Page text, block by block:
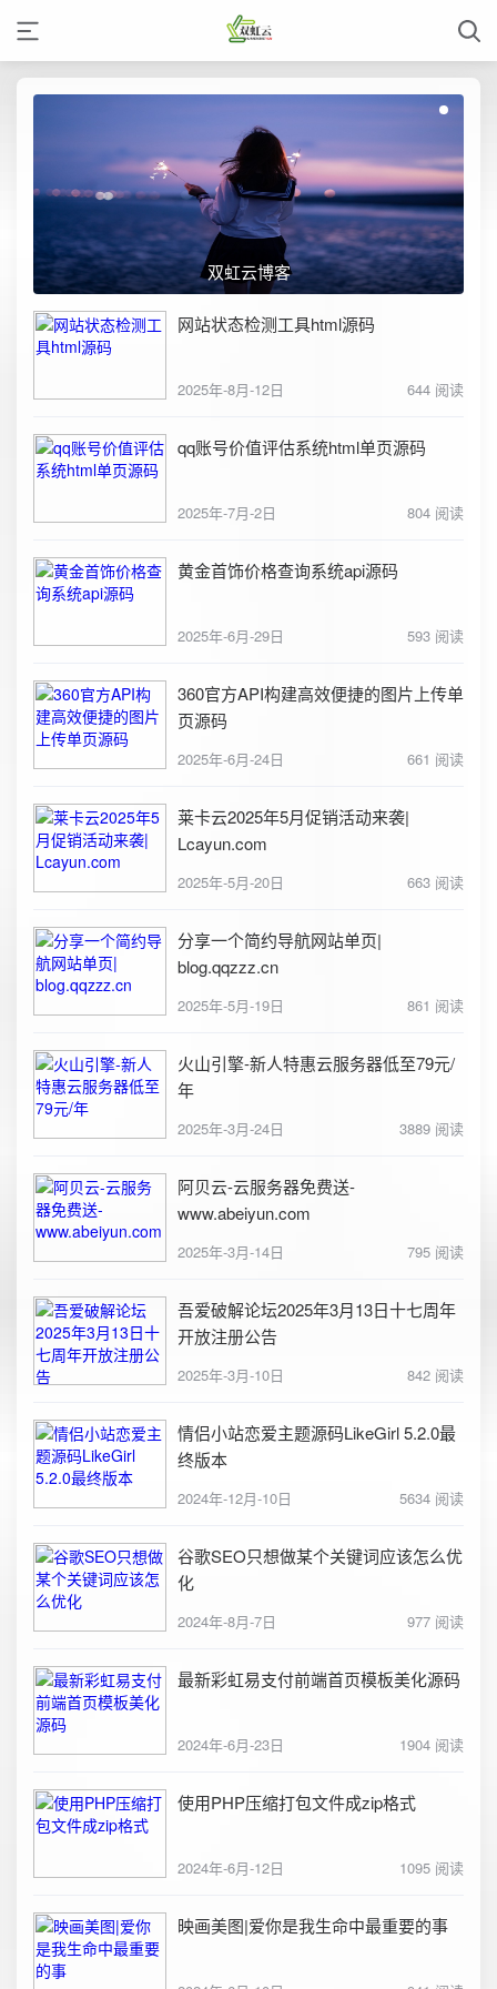
双虹云博客
网站状态检测工具html源码
2025年-8月-12日 644 阅读
qq账号价值评估系统html单页源码
2025年-7月-2日 804 阅读
黄金首饰价格查询系统api源码
2025年-6月-29日 593 阅读
360官方API构建高效便捷的图片上传单
页源码
2025年-6月-24日 661 阅读
莱卡云2025年5月促销活动来袭|
Lcayun.com
2025年-5月-20日 663 阅读
分享一个简约导航网站单页|
blog.qqzzz.cn
2025年-5月-19日 861 阅读
火山引擎-新人特惠云服务器低至79元/
年
2025年-3月-24日 3889 阅读
阿贝云-云服务器免费送-
www.abeiyun.com
2025年-3月-14日 795 阅读
吾爱破解论坛2025年3月13日十七周年
开放注册公告
2025年-3月-10日 842 阅读
情侣小站恋爱主题源码LikeGirl 5.2.0最
终版本
2024年-12月-10日 5634 阅读
谷歌SEO只想做某个关键词应该怎么优
化
2024年-8月-7日 977 阅读
最新彩虹易支付前端首页模板美化源码
2024年-6月-23日 1904 阅读
使用PHP压缩打包文件成zip格式
2024年-6月-12日 1095 阅读
映画美图|爱你是我生命中最重要的事